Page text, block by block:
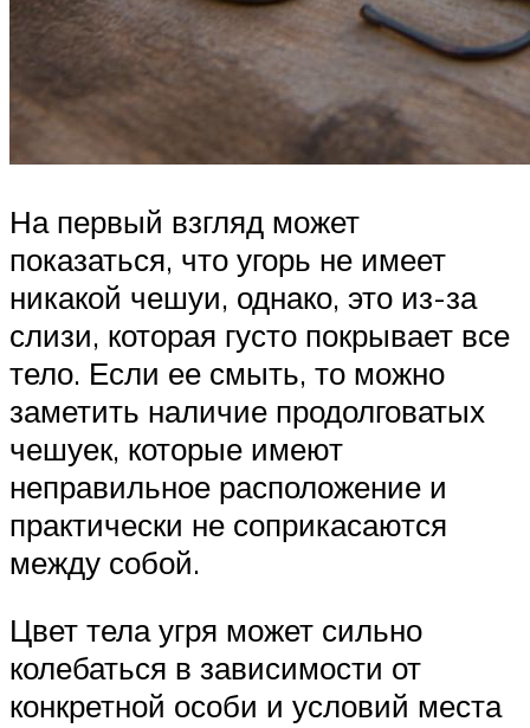
На первый взгляд может
показаться, что угорь не имеет
никакой чешуи, однако, это из-за
слизи, которая густо покрывает все
тело. Если ее смыть, то можно
заметить наличие продолговатых
чешуек, которые имеют
неправильное расположение и
практически не соприкасаются
между собой.
Цвет тела угря может сильно
колебаться в зависимости от
конкретной особи и условий места